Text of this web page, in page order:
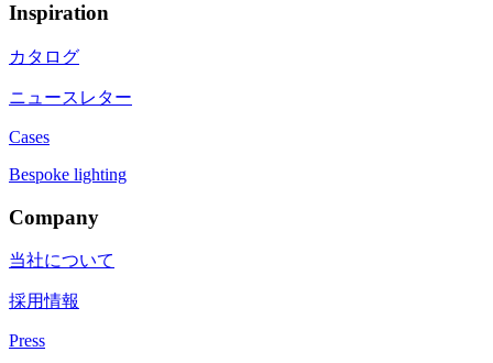
Inspiration
カタログ
ニュースレター
Cases
Bespoke lighting
Company
当社について
採用情報
Press